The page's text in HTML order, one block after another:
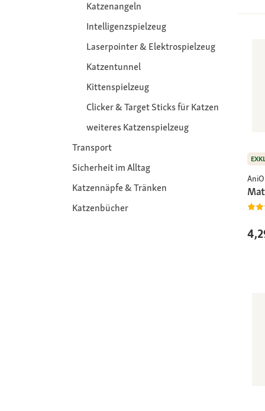
Katzenangeln
Intelligenzspielzeug
Laserpointer & Elektrospielzeug
Katzentunnel
Kittenspielzeug
Clicker & Target Sticks für Katzen
weiteres Katzenspielzeug
Transport
Sicherheit im Alltag
Katzennäpfe & Tränken
Katzenbücher